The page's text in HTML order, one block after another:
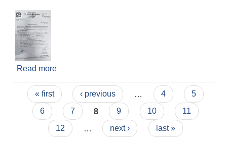
Read more
Pages
« first ‹ previous 4
5
6
7 8 9 10
11
12
next › last »